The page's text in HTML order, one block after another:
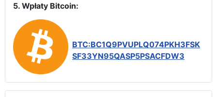
5. Wpłaty Bitcoin:
BTC:BC1Q9PVUPLQ074PKH3FSK
SF33YN95QASP5PSACFDW3